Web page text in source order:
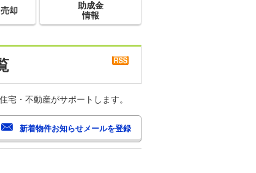
売却
助成金
情報
・不動産がサポートします。